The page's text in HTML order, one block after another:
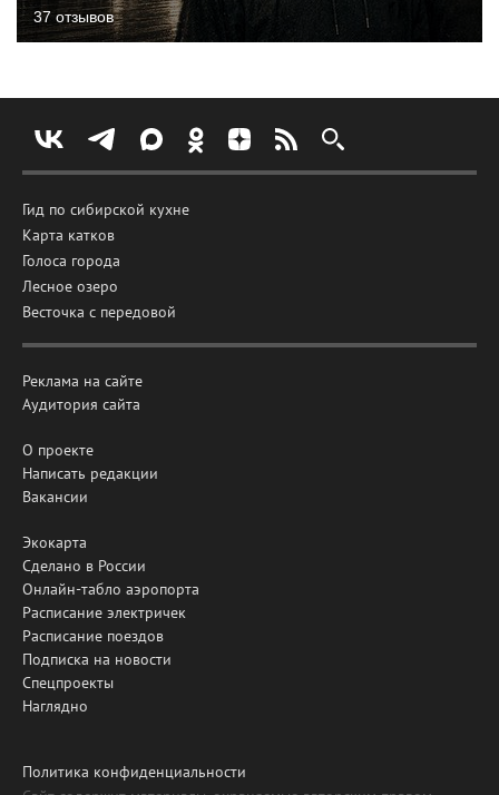
37 отзывов
Гид по сибирской кухне
Карта катков
Голоса города
Лесное озеро
Весточка с передовой
Реклама на сайте
Аудитория сайта
О проекте
Написать редакции
Вакансии
Экокарта
Сделано в России
Онлайн-табло аэропорта
Расписание электричек
Расписание поездов
Подписка на новости
Спецпроекты
Наглядно
Политика конфиденциальности